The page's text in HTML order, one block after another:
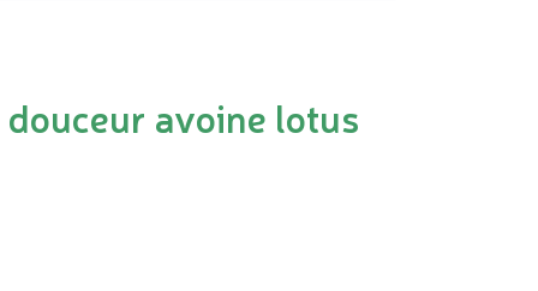
avoine lotus